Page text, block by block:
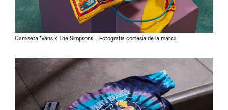
Camiseta ‘Vans x The Simpsons’ | Fotografía cortesía de la marca